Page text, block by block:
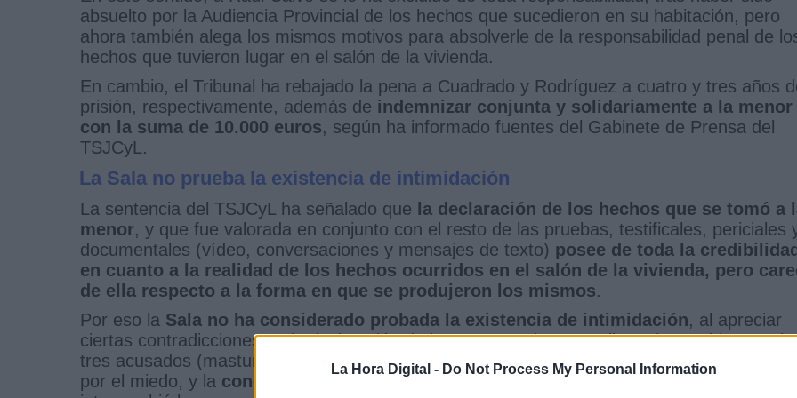
La Hora Digital - Do Not Process My Personal Information
absuelto por la Audiencia Provincial de los hechos que sucedieron en su habitación, pero
ahora también alega los mismos motivos para absolverle de la responsabilidad penal de
hechos que tuvieron lugar en el salón de la vivienda.
En cambio, el Tribunal ha rebajado la pena a Cuadrado y Rodríguez a cuatro y tres años
prisión, respectivamente, además de indemnizar conjunta y solidariamente a la menor
con la suma de 10.000 euros, según ha informado fuentes del Gabinete de Prensa del
TSJCyL.
La Sala no prueba la existencia de intimidación
La sentencia del TSJCyL ha señalado que la declaración de los hechos que se tomó a
menor, y que fue valorada en conjunto con el resto de las pruebas, testificales, periciales
documentales (vídeo, conversaciones y mensajes de texto) posee de toda la
en cuanto a la realidad de los hechos ocurridos en el salón de la vivienda, pero
de ella respecto a la forma en que se produjeron los mismos.
Por eso la Sala no ha considerado probada la existencia de intimidación, al apreciar
ciertas contradicciones en la declaración de la menor, en la que atribuye lo que hizo con
tres acusados (masturbación y practicar felaciones a los tres hombres) al bloqueo causado
por el miedo, y la conducta observada tanto en los momentos anterioresen los que